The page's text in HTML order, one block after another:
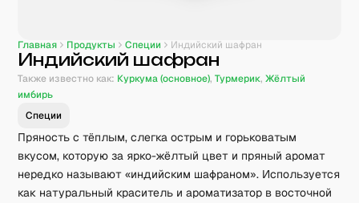
Главная Продукты Специи Индийский шафран
Индийский шафран
Также известно как: Куркума (основное),Турмерик,Жёлтый
имбирь
Специи
Пряность с тёплым, слегка острым и горьковатым
вкусом, которую за ярко-жёлтый цвет и пряный аромат
нередко называют «индийским шафраном». Используется
как натуральный краситель и ароматизатор в восточной